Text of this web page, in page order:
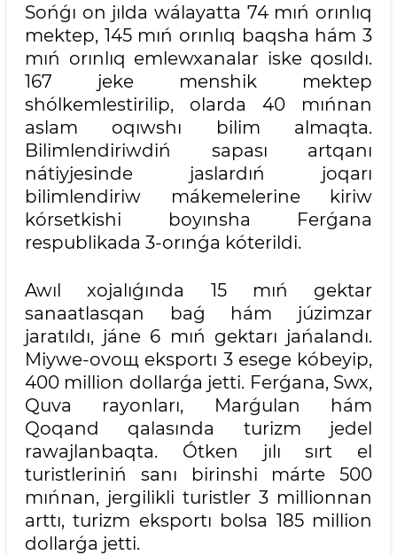
Sońǵı on jılda wálayatta 74 mıń orınlıq
mektep, 145 mıń orınlıq baqsha hám 3
mıń orınlıq emlewxanalar iske qosıldı.
167 jeke menshik mektep
shólkemlestirilip, olarda 40 mıńnan
aslam oqıwshı bilim almaqta.
Bilimlendiriwdiń sapası artqanı
nátiyjesinde jaslardıń joqarı
bilimlendiriw mákemelerine kiriw
kórsetkishi boyınsha Ferǵana
respublikada 3-orınǵa kóterildi.
Awıl xojalıǵında 15 mıń gektar
sanaatlasqan baǵ hám júzimzar
jaratıldı, jáne 6 mıń gektarı jańalandı.
Miywe-ovoщ eksportı 3 esege kóbeyip,
400 million dollarǵa jetti. Ferǵana, Swx,
Quva rayonları, Marǵulan hám
Qoqand qalasında turizm jedel
rawajlanbaqta. Ótken jılı sırt el
turistleriniń sanı birinshi márte 500
mıńnan, jergilikli turistler 3 millionnan
arttı, turizm eksportı bolsa 185 million
dollarǵa jetti.